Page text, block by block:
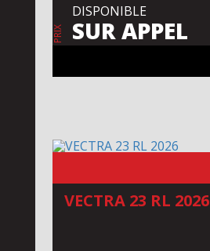
PRIX
DISPONIBLE
SUR APPEL
VECTRA 23 RL 2026